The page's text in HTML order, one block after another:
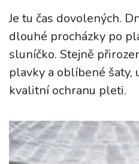
Je tu čas dovolených.
dlouhé procházky po
sluníčko. Stejně
plavky a oblíbené šaty,
kvalitní ochranu pleti.